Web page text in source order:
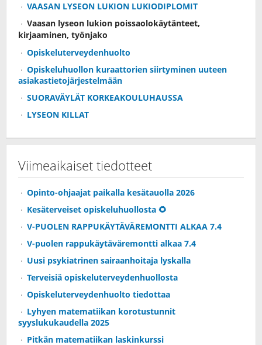
VAASAN LYSEON LUKION LUKIODIPLOMIT
Vaasan lyseon lukion poissaolokäytänteet,
kirjaaminen, työnjako
Opiskeluterveydenhuolto
Opiskeluhuollon kuraattorien siirtyminen uuteen
asiakastietojärjestelmään
SUORAVÄYLÄT KORKEAKOULUHAUSSA
LYSEON KILLAT
Viimeaikaiset tiedotteet
Opinto-ohjaajat paikalla kesätauolla 2026
Kesäterveiset opiskeluhuollosta 🌻
V-PUOLEN RAPPUKÄYTÄVÄREMONTTI ALKAA 7.4
V-puolen rappukäytäväremontti alkaa 7.4
Uusi psykiatrinen sairaanhoitaja lyskalla
Terveisiä opiskeluterveydenhuollosta
Opiskeluterveydenhuolto tiedottaa
Lyhyen matematiikan korotustunnit
syyslukukaudella 2025
Pitkän matematiikan laskinkurssi